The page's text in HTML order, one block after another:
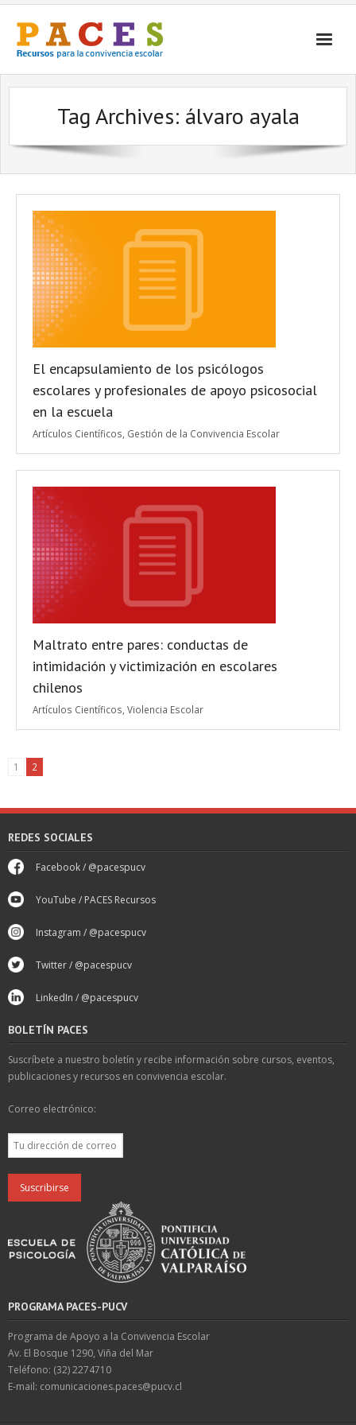
Inicio
¿Qué es PACES Recursos?
Por Temática
Contacto
Tag Archives: álvaro ayala
El encapsulamiento de los psicólogos
escolares y profesionales de apoyo psicosocial
en la escuela
Artículos Científicos Gestión de la Convivencia Escolar
Maltrato entre pares: conductas de
intimidación y victimización en escolares
chilenos
Artículos Científicos Violencia Escolar
1 2
REDES SOCIALES
Facebook / @pacespucv
YouTube / PACES Recursos
Instagram / @pacespucv
Twitter / @pacespucv
LinkedIn / @pacespucv
BOLETÍN PACES
Suscríbete a nuestro boletín y recibe información sobre cursos, eventos,
publicaciones y recursos en convivencia escolar.
Correo electrónico:
PROGRAMA PACES-PUCV
Programa de Apoyo a la Convivencia Escolar
Av. El Bosque 1290, Viña del Mar
Teléfono: (32) 2274710
E-mail: comunicaciones.paces@pucv.cl